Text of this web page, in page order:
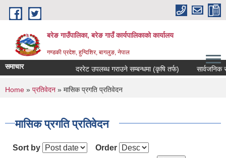
Skip to main content
बरेङ गाउँपालिका, बरेङ गाउँ कार्यपालिकाको कार्यालय
गण्डकी प्रदेश, हुग्दिशिर, बागलुङ, नेपाल
समाचार दररेट उपलब्ध गराउने सम्बन्धमा (कृषि तर्फ) सार्वजनिक
You are here
Home » प्रतिवेदन » मासिक प्रगति प्रतिवेदन
मासिक प्रगति प्रतिवेदन
Sort by Order